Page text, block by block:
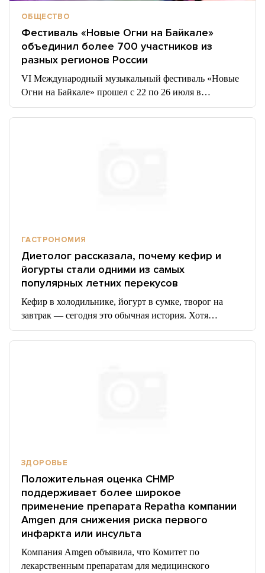
ОБЩЕСТВО
Фестиваль «Новые Огни на Байкале»
объединил более 700 участников из
разных регионов России
VI Международный музыкальный фестиваль «Новые
Огни на Байкале» прошел с 22 по 26 июля в…
ГАСТРОНОМИЯ
Диетолог рассказала, почему кефир и
йогурты стали одними из самых
популярных летних перекусов
Кефир в холодильнике, йогурт в сумке, творог на
завтрак — сегодня это обычная история. Хотя…
ЗДОРОВЬЕ
Положительная оценка CHMP
поддерживает более широкое
применение препарата Repatha компании
Amgen для снижения риска первого
инфаркта или инсульта
Компания Amgen объявила, что Комитет по
лекарственным препаратам для медицинского